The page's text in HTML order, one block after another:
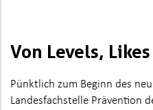
Von Levels,
Pünktlich zum Beginn des
Landesfachstelle Prävention